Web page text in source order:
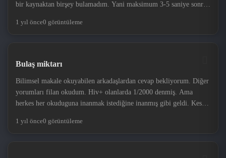
bir kaynaktan birşey bulamadım. Yani maksimum 3-5 saniye sonra
kaybediyorsa zaten bir risk. Bir haftadir erken olsa bike belirti
1 yıl önce0 görüntüleme
Bulaş miktarı
Bilimsel makale okuyabilen arkadaşlardan cevap bekliyorum. Diğer
yorumları filan okudum. Hiv+ olanlarda 1/2000 denmiş. Ama
herkes her okuduguna inanmak istediğine inanmış gibi geldi. Kesin
1 yıl önce0 görüntüleme